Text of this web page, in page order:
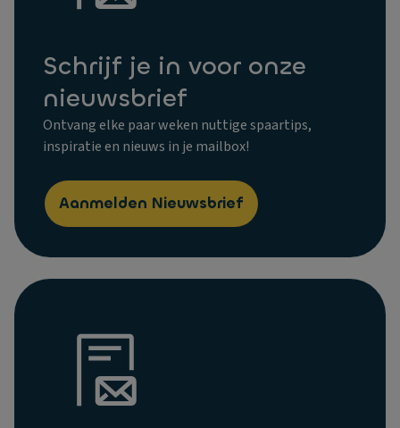
Schrijf je in voor onze
nieuwsbrief
Ontvang elke paar weken nuttige spaartips,
inspiratie en nieuws in je mailbox!
Aanmelden Nieuwsbrief